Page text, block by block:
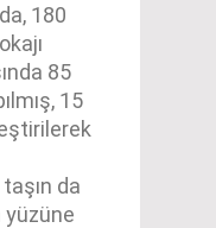
180
85
15
da
yüzüne